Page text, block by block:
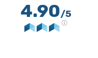
4.90/5